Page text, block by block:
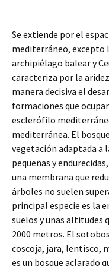
Se extiende por el
mediterráneo, excepto
archipiélago balear y
caracteriza por la
manera decisiva el
formaciones que
esclerófilo
mediterránea. El
vegetación adaptada a
pequeñas y
una membrana que
árboles no suelen
principal especie es la
suelos y unas altitudes
2000 metros. El
coscoja, jara, lentisco,
es un bosque aclarado